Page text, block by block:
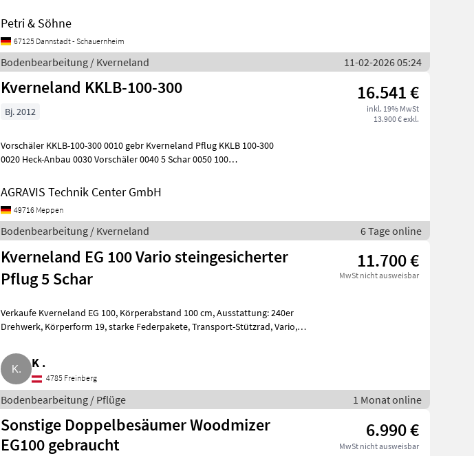
Petri & Söhne
67125 Dannstadt - Schauernheim
Bodenbearbeitung / Kverneland 11-02-2026 05:24
Kverneland KKLB-100-300 16.541 €
inkl. 19% MwSt
13.900 € exkl.
Bj. 2012
Vorschäler KKLB-100-300 0010 gebr Kverneland Pflug KKLB 100-300
0020 Heck-Anbau 0030 Vorschäler 0040 5 Schar 0050 100
AGRAVIS Technik Center GmbH
49716 Meppen
Bodenbearbeitung / Kverneland 6 Tage online
Kverneland EG 100 Vario steingesicherter
Pflug 5 Schar
11.700 €
MwSt nicht ausweisbar
Verkaufe Kverneland EG 100, Körperabstand 100 cm, Ausstattung: 240er
Drehwerk, Körperform 19, starke Federpakete, Transport-Stützrad, Vario,
K .
4785 Freinberg
Bodenbearbeitung / Pflüge 1 Monat online
Sonstige Doppelbesäumer Woodmizer
EG100 gebraucht
6.990 €
MwSt nicht ausweisbar